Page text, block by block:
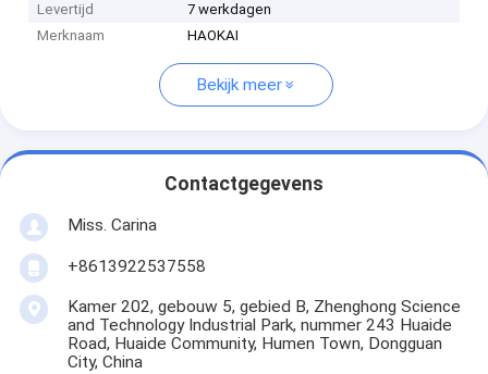
Levertijd
7 werkdagen
Merknaam
HAOKAI
Bekijk meer
Contactgegevens
Miss. Carina
+8613922537558
Kamer 202, gebouw 5, gebied B, Zhenghong Science
and Technology Industrial Park, nummer 243 Huaide
Road, Huaide Community, Humen Town, Dongguan
City, China